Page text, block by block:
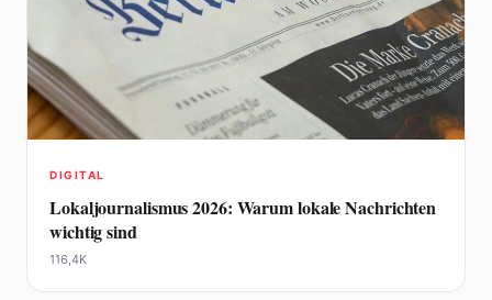
DIGITAL
Lokaljournalismus 2026: Warum lokale Nachrichten
wichtig sind
116,4K